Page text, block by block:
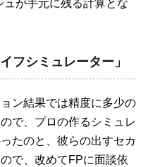
が手元に残る計算とな
フシミュレーター」
ン結果では精度に多少の
で、プロの作るシミュレ
たのと、彼らの出すセカ
で、改めてFPに面談依